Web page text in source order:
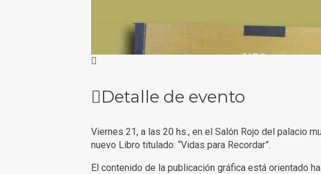
Detalle de evento
Viernes 21, a las 20 hs., en el Salón Rojo del palacio
nuevo Libro titulado: “Vidas para Recordar”.
El contenido de la publicación gráfica está orientado